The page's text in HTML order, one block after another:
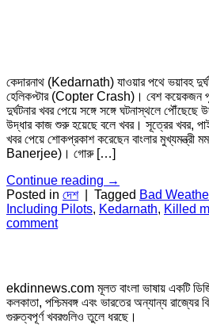
কেদারনাথ (Kedarnath) যাওয়ার পথে ভয়াবহ
হেলিকপ্টার (Copter Crash)। বেশ কয়েকজন
দুর্ঘটনার খবর পেয়ে সঙ্গে সঙ্গে ঘটনাস্থলে পৌঁছেছে
উদ্ধার কাজ শুরু হয়েছে বলে খবর। সূত্রের খবর,
খবর পেয়ে শোকপ্রকাশ করেছেন বাংলার
Banerjee)। গোরু […]
Continue reading →
Posted in দেশ Tagged Bad
Including Pilots, Kedarnath, Killed
comment
ekdinnews.com মূলত বাংলা ভাষায় একটি
কলকাতা, পশ্চিমবঙ্গ এবং ভারতের অন্যান্য রাজ্যের
গুরুত্বপূর্ণ খবরগুলিও তুলে ধরছে।